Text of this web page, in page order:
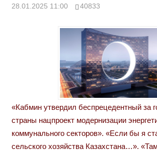
28.01.2025 11:00 40833
«Кабмин утвердил беспрецедентный за
страны нацпроект модернизации
коммунального секторов». «Если бы я
сельского хозяйства Казахстана…».